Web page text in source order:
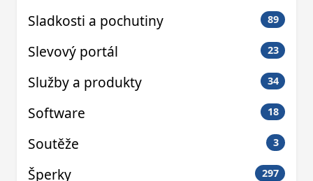
Sladkosti a pochutiny 89
Slevový portál 23
Služby a produkty 34
Software 18
Soutěže 3
Šperky 297